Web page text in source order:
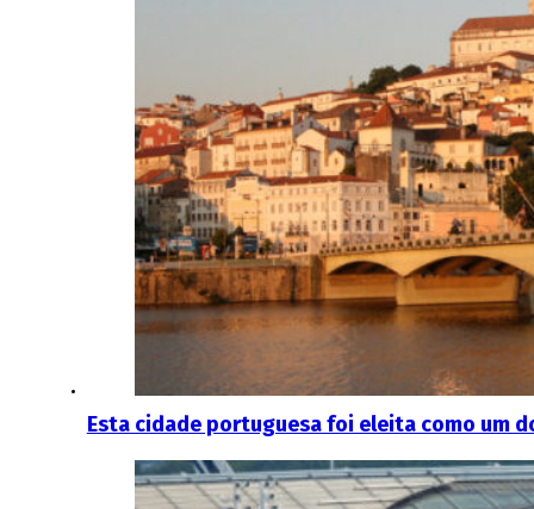
Esta cidade portuguesa foi eleita como um